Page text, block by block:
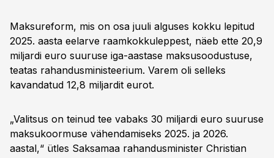
Maksureform, mis on osa juuli alguses kokku lepitud
2025. aasta eelarve raamkokkuleppest, näeb ette 20,9
miljardi euro suuruse iga-aastase maksusoodustuse,
teatas rahandusministeerium. Varem oli selleks
kavandatud 12,8 miljardit eurot.
„Valitsus on teinud tee vabaks 30 miljardi euro suuruse
maksukoormuse vähendamiseks 2025. ja 2026.
aastal,“ ütles Saksamaa rahandusminister Christian